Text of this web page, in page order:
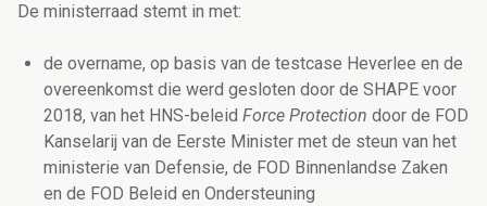
De ministerraad stemt in met:
de overname, op basis van de testcase Heverlee en de
overeenkomst die werd gesloten door de SHAPE voor
2018, van het HNS-beleid Force Protection door de FOD
Kanselarij van de Eerste Minister met de steun van het
ministerie van Defensie, de FOD Binnenlandse Zaken
en de FOD Beleid en Ondersteuning